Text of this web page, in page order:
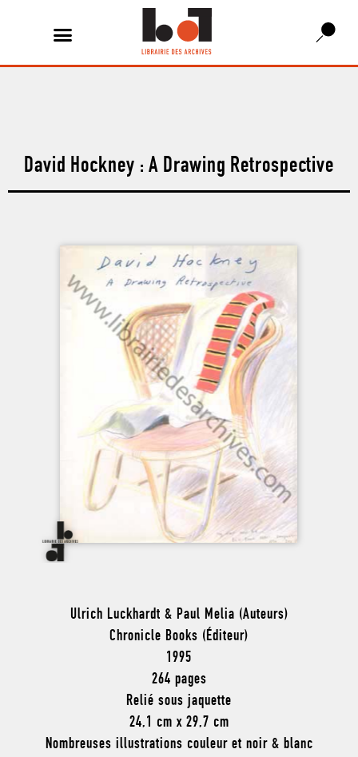
David Hockney : A Drawing Retrospective
Ulrich Luckhardt & Paul Melia (Auteurs)
Chronicle Books (Éditeur)
1995
264 pages
Relié sous jaquette
24,1 cm x 29,7 cm
Nombreuses illustrations couleur et noir & blanc